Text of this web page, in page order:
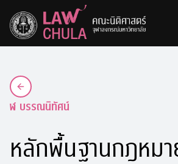
content
ฬ บรรณนิทัศน์
หลักพื้นฐานกฎหม